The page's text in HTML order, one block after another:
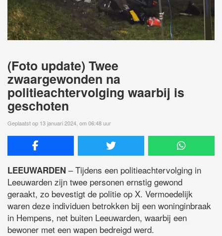
(Foto update) Twee
zwaargewonden na
politieachtervolging waarbij is
geschoten
Geplaatst op 13 januari 2024, om 06:48 uur
LEEUWARDEN – Tijdens een politieachtervolging in
Leeuwarden zijn twee personen ernstig gewond
geraakt, zo bevestigt de politie op X. Vermoedelijk
waren deze individuen betrokken bij een woninginbraak
in Hempens, net buiten Leeuwarden, waarbij een
bewoner met een wapen bedreigd werd.